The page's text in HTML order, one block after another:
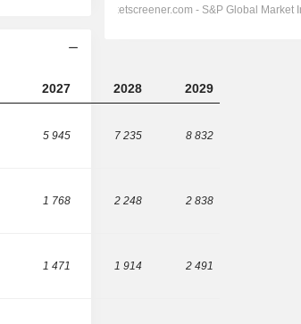
2027 2028 2029
5 945 7 235 8 832
1 768 2 248 2 838
1 471 1 914 2 491